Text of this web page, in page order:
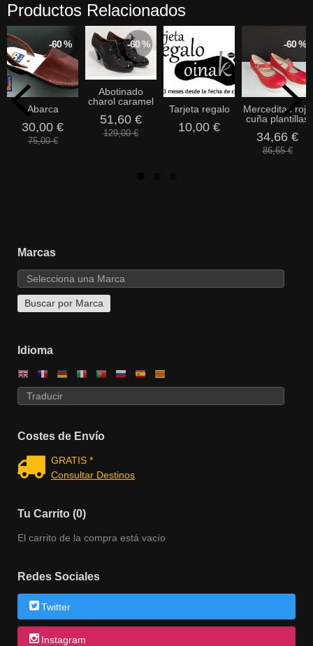
Marcas
Idioma
Costes de Envío
GRATIS *
Consultar Destinos
Tu Carrito (0)
El carrito de la compra está vacío
Redes Sociales
Twitter
Instagram
Productos Relacionados
-60 %
Abarca
30,00 €
75,00 €
-60 %
Abotinado
charol caramel
51,60 €
129,00 €
Tarjeta regalo
10,00 €
-60 %
Merceditas roja
cuña plantillas
34,66 €
86,65 €